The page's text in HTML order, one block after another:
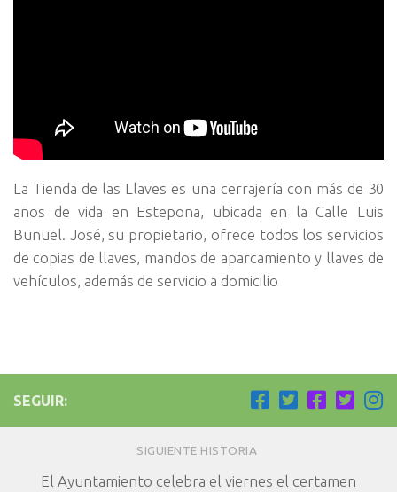
La Tienda de las Llaves es una cerrajería con más de 30
años de vida en Estepona, ubicada en la Calle Luis
Buñuel. José, su propietario, ofrece todos los servicios
de copias de llaves, mandos de aparcamiento y llaves de
vehículos, además de servicio a domicilio
SEGUIR:
SIGUIENTE HISTORIA
El Ayuntamiento celebra el viernes el certamen